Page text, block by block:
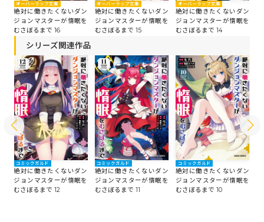
オーバーラップ文庫
絶対に働きたくないダン
ジョンマスターが惰眠を
むさぼるまで 16
オーバーラップ文庫
絶対に働きたくないダン
ジョンマスターが惰眠を
むさぼるまで 15
オーバーラップ文庫
絶対に働きたくないダン
ジョンマスターが惰眠を
むさぼるまで 14
シリーズ関連作品
コミックガルド
絶対に働きたくないダン
ジョンマスターが惰眠を
むさぼるまで 12
コミックガルド
絶対に働きたくないダン
ジョンマスターが惰眠を
むさぼるまで 11
コミックガルド
絶対に働きたくないダン
ジョンマスターが惰眠を
むさぼるまで 10